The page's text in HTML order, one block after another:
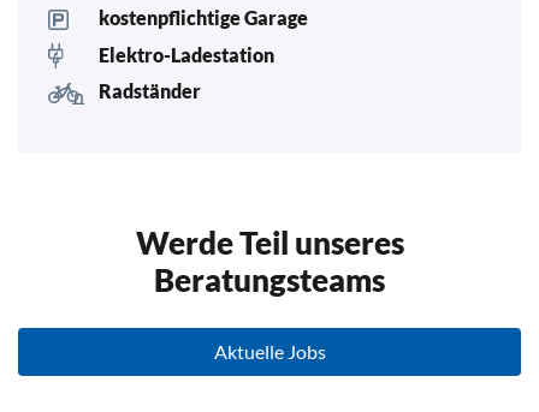
kostenpflichtige Garage
Elektro-Ladestation
Radständer
Werde Teil unseres
Beratungsteams
Aktuelle Jobs